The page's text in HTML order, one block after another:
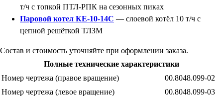
т/ч с топкой ПТЛ-РПК на сезонных пиках
Паровой котел КЕ-10-14С — слоевой котёл 10 т/ч с
цепной решёткой ТЛЗМ
Состав и стоимость уточняйте при оформлении заказа.
Полные технические характеристики
Номер чертежа (правое вращение)
00.8048.099-02
Номер чертежа (левое вращение)
00.8048.099-03